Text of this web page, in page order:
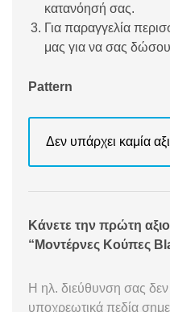
κατανόησή σας.
Για παραγγελία
μας για να σας
Pattern
Δεν υπάρχει καμία
Κάνετε την πρώτη
“Μοντέρνες Κούπες
Η ηλ. διεύθυνση σας δεν
υποχρεωτικά πεδία